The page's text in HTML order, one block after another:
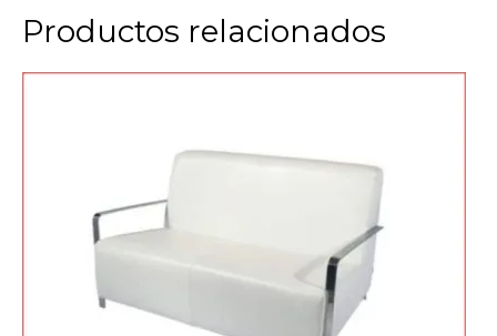
Productos relacionados